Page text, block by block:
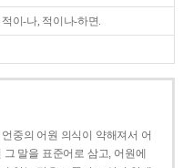
적이-나, 적이나-하면.
중의 어원 의식이 약해져서 어
말을 표준어로 삼고, 어원에